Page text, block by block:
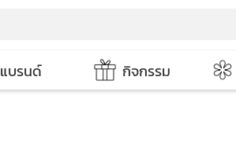
แบรนด์ กิจกรรม